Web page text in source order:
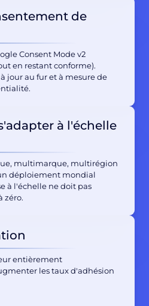
de
Consent Mode v2
en restant conforme).
jour au fur et à mesure de
à l'échelle
multimarque, multirégion
déploiement mondial
à l'échelle ne doit pas
zéro.
entièrement
les taux d'adhésion